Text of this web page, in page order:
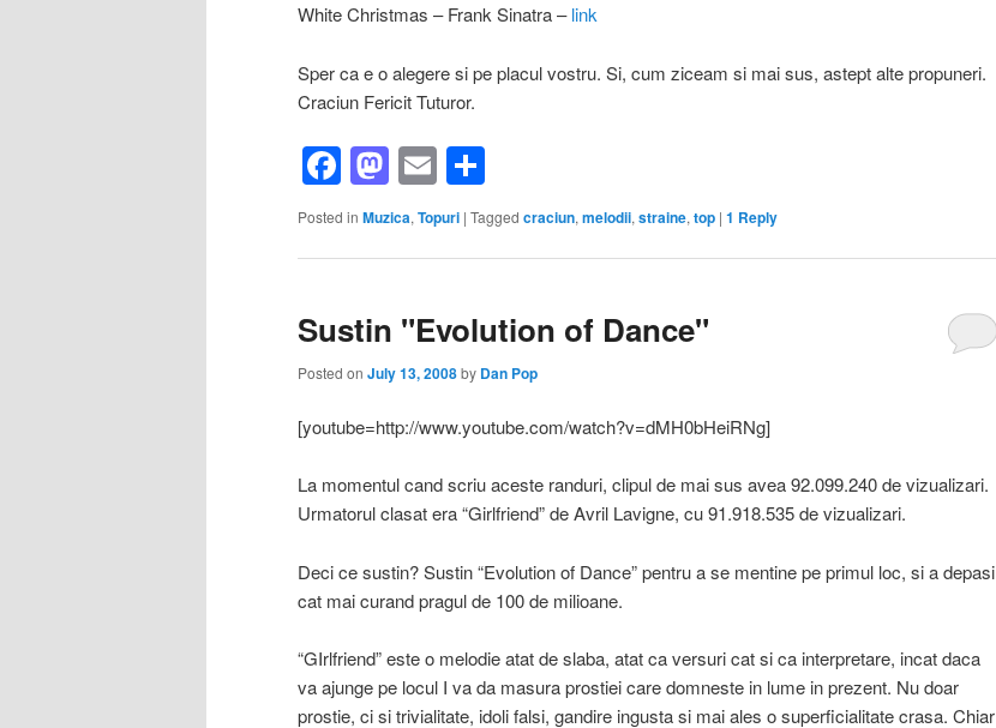
White Christmas – Frank Sinatra –link
Sper ca e o alegere si pe placul vostru. Si, cum ziceam si mai sus, astept alte propuneri.
Craciun Fericit Tuturor.
Facebook
Mastodon
Email
Posted in Muzica, Topuri | Tagged craciun, melodii, straine, top | 1 Reply
Sustin "Evolution of Dance"
Posted on July 13, 2008by Dan Pop
[youtube=http://www.youtube.com/watch?v=dMH0bHeiRNg]
La momentul cand scriu aceste randuri, clipul de mai sus avea 92.099.240 de vizualizari.
Urmatorul clasat era “Girlfriend” de Avril Lavigne, cu 91.918.535 de vizualizari.
Deci ce sustin? Sustin “Evolution of Dance” pentru a se mentine pe primul loc, si a depasi
cat mai curand pragul de 100 de milioane.
“GIrlfriend” este o melodie atat de slaba, atat ca versuri cat si ca interpretare, incat daca
va ajunge pe locul I va da masura prostiei care domneste in lume in prezent. Nu doar
prostie, ci si trivialitate, idoli falsi, gandire ingusta si mai ales o superficialitate crasa. Chiar